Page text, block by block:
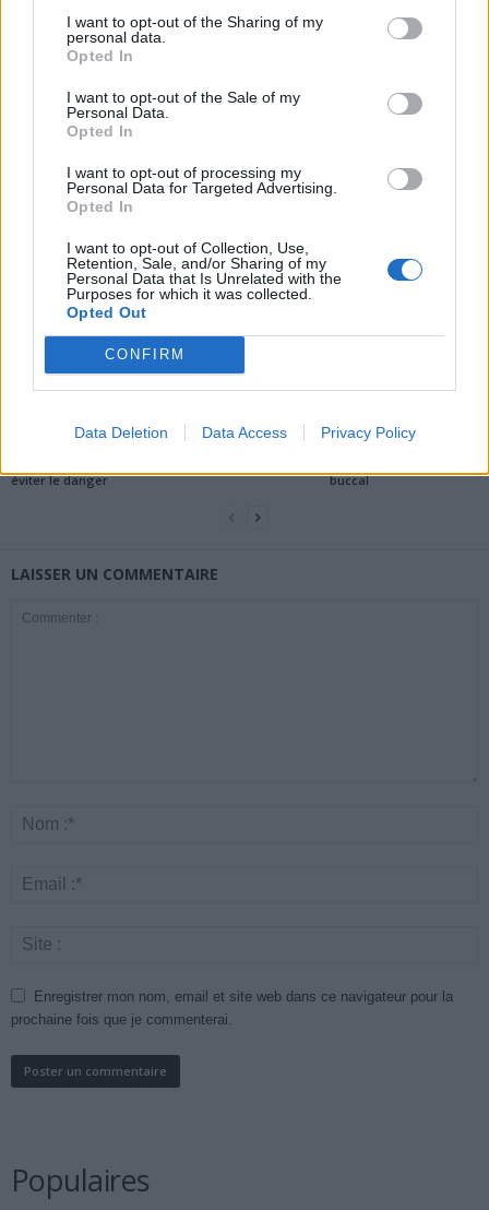
I want to opt-out of the Sharing of my
personal data.
Opted In
I want to opt-out of the Sale of my
Personal Data.
Opted In
I want to opt-out of processing my
Personal Data for Targeted Advertising.
Opted In
I want to opt-out of Collection, Use,
Retention, Sale, and/or Sharing of my
Personal Data that Is Unrelated with the
Purposes for which it was collected.
Opted Out
CONFIRM
Data Deletion Data Access Privacy Policy
astuces incontournables
pouvez encore espérer
ARTICLES CONNEXES PLUS DE L'AUTEUR
Canicule : les conseils
éviter le danger
Santé
Éclipse du 12 août :
Un chewing-gum
buccal
LAISSER UN COMMENTAIRE
Enregistrer mon nom, email et site web dans ce navigateur pour la
prochaine fois que je commenterai.
Populaires